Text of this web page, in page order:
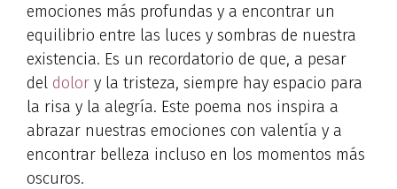
emociones más profundas y a encontrar un
equilibrio entre las luces y sombras de nuestra
existencia. Es un recordatorio de que, a pesar
del dolor y la tristeza, siempre hay espacio para
la risa y la alegría. Este poema nos inspira a
abrazar nuestras emociones con valentía y a
encontrar belleza incluso en los momentos más
oscuros.